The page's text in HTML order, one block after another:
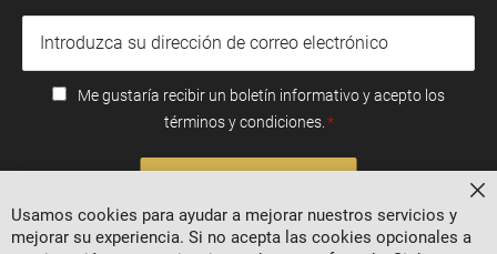
Me gustaría recibir un boletín informativo y acepto los
términos y condiciones.
Usamos cookies para ayudar a mejorar nuestros servicios y
mejorar su experiencia. Si no acepta las cookies opcionales a